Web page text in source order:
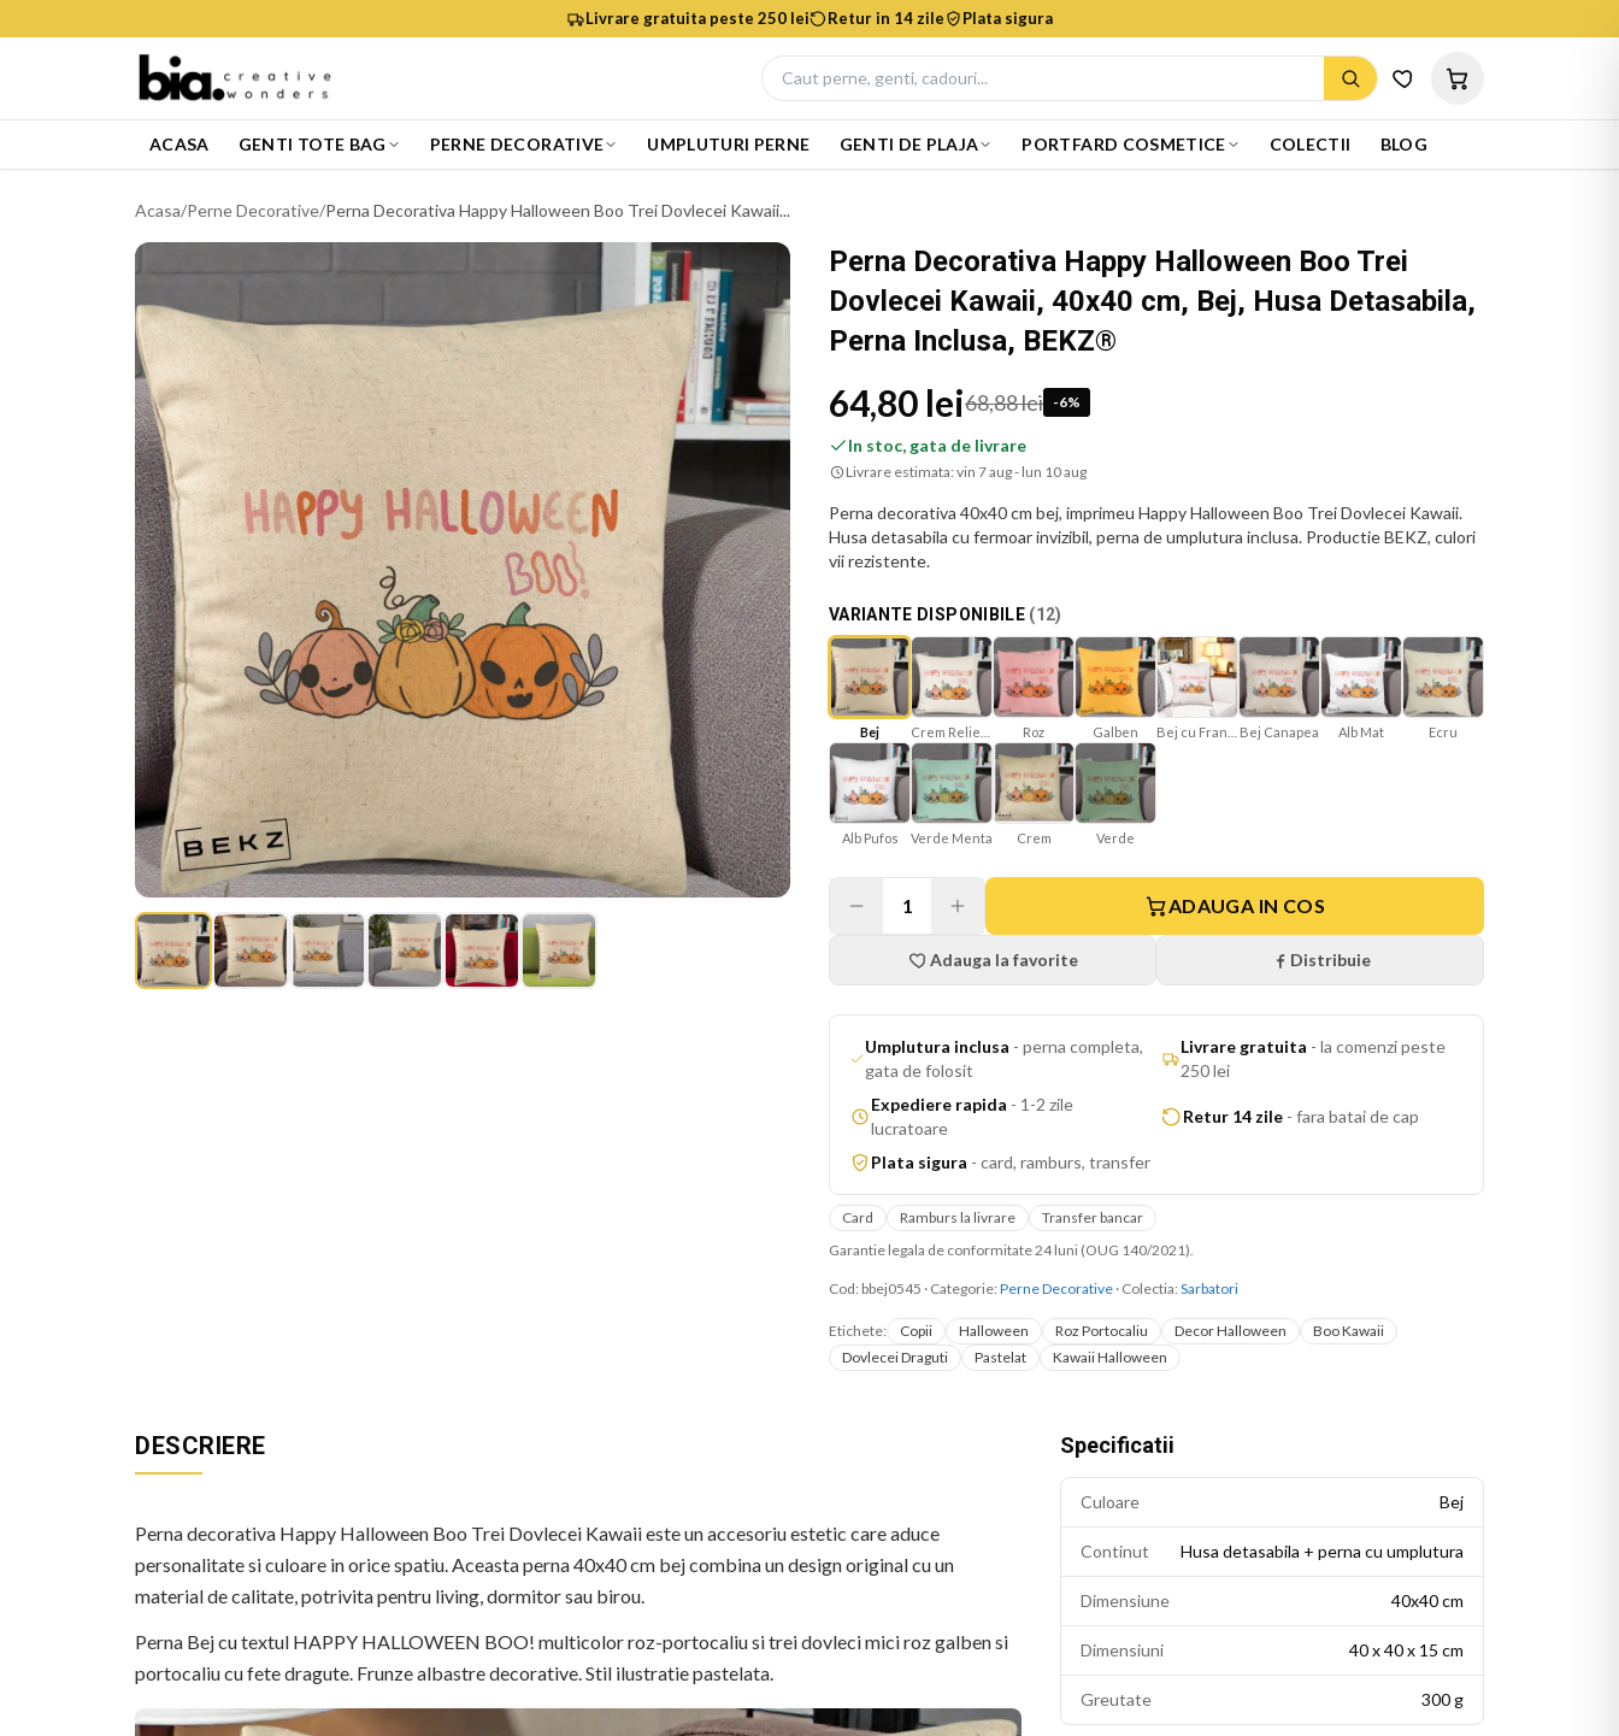
Livrare gratuita peste 250 lei Retur in 14 zile Plata sigura
ACASA GENTI TOTE BAG PERNE DECORATIVE UMPLUTURI PERNE GENTI DE PLAJA PORTFARD COSMETICE COLECTII BLOG
Acasa/Perne Decorative/Perna Decorativa Happy Halloween Boo Trei Dovlecei Kawaii...
Perna Decorativa Happy Halloween Boo Trei
Dovlecei Kawaii, 40x40 cm, Bej, Husa Detasabila,
Perna Inclusa, BEKZ®
64,80 lei68,88 lei -6%
In stoc, gata de livrare
Livrare estimata: vin 7 aug - lun 10 aug
Perna decorativa 40x40 cm bej, imprimeu Happy Halloween Boo Trei Dovlecei Kawaii.
Husa detasabila cu fermoar invizibil, perna de umplutura inclusa. Productie BEKZ, culori
vii rezistente.
VARIANTE DISPONIBILE (12)
Bej Roz Galben Bej Canapea Alb Mat Ecru
Alb Pufos Verde Menta Crem Verde
1 ADAUGA IN COS
Adauga la favorite Distribuie
Umplutura inclusa -perna completa,
gata de folosit
Livrare gratuita -la comenzi peste
250 lei
Expediere rapida - 1-2 zile
lucratoare
Retur 14 zile - fara batai de cap
Plata sigura - card, ramburs, transfer
Card Ramburs la livrare
Transfer bancar
Garantie legala de conformitate 24 luni (OUG 140/2021).
Cod: bbej0545 · Categorie: Perne Decorative · Colectia: Sarbatori
Etichete: Copii Halloween Roz Portocaliu Decor Halloween
Boo Kawaii
Dovlecei Draguti
Pastelat Kawaii Halloween
DESCRIERE
Perna decorativa Happy Halloween Boo Trei Dovlecei Kawaii este un accesoriu estetic care aduce
personalitate si culoare in orice spatiu. Aceasta perna 40x40 cm bej combina un design original cu un
material de calitate, potrivita pentru living, dormitor sau birou.
Perna Bej cu textul HAPPY HALLOWEEN BOO! multicolor roz-portocaliu si trei dovleci mici roz galben si
portocaliu cu fete dragute. Frunze albastre decorative. Stil ilustratie pastelata.
Specificatii
Culoare Bej
Continut Husa detasabila + perna cu umplutura
Dimensiune 40x40 cm
Dimensiuni 40 x 40 x 15 cm
Greutate 300 g